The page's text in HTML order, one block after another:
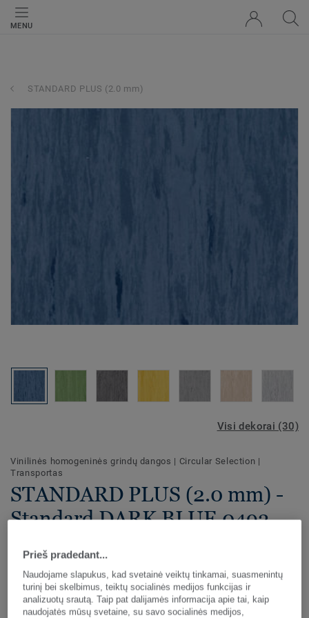
MENU
STANDARD PLUS (2.0 mm)
Visi dekorai (30)
Vinilinės homogeninės grindų dangos | Circular Selection |
Transportas
STANDARD PLUS (2.0 mm) -
Standard DARK BLUE 0493
30 spalvų švelnaus klasikinio stiliaus "Standard Plus" (2,0
mm) vinilinės grindų dangos skirtos intensyvaus judrumo
vietoms. "Standard Plus" rulonai ir plytelės apdoroti "PUR"
paviršiaus apsauginiu sluoksniu geresnei ir lengvesnei
priežiūrai užtikrinti. Idealiai tinka sveikatos priežiūros,
Žiūrėti plačiau
Prieš pradedant...
Naudojame slapukus, kad svetainė veiktų tinkamai, suasmenintų
turinį bei skelbimus, teiktų socialinės medijos funkcijas ir
analizuotų srautą. Taip pat dalijamės informacija apie tai, kaip
naudojatės mūsų svetaine, su savo socialinės medijos,